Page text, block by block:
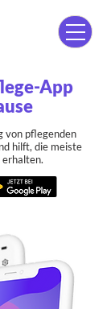
App
von pflegenden
hilft, die meiste